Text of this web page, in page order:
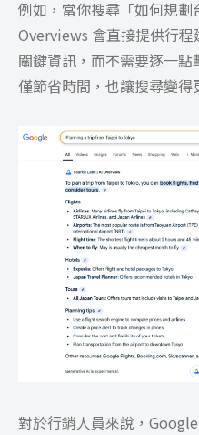
例如，當你搜尋「如何規劃
Overviews 會直接提供行
關鍵資訊，而不需要逐一
僅節省時間，也讓搜尋變得
對於行銷人員來說，